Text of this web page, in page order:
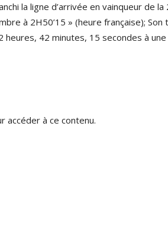
la ligne d’arrivée en vainqueur de
à 2H50’15 » (heure française);
42 minutes, 15 secondes à
accéder à ce contenu.